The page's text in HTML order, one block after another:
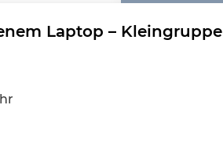
Laptop – Kleingruppe